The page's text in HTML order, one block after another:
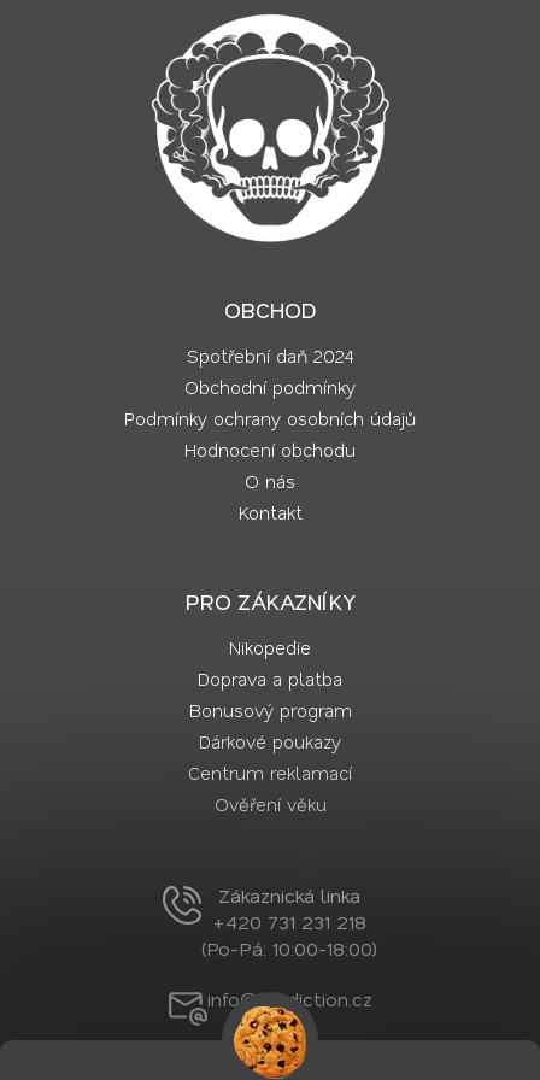
OBCHOD
Spotřební daň 2024
Obchodní podmínky
Podmínky ochrany osobních údajů
Hodnocení obchodu
O nás
Kontakt
PRO ZÁKAZNÍKY
Nikopedie
Doprava a platba
Bonusový program
Dárkové poukazy
Centrum reklamací
Ověření věku
Zákaznická linka
+420 731 231 218
(Po-Pá: 10:00-18:00)
info@nordiction.cz